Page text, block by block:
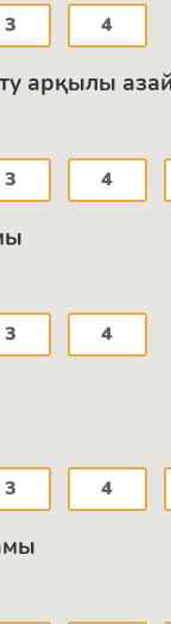
3 4
арқылы
3 4
3 4
3 4